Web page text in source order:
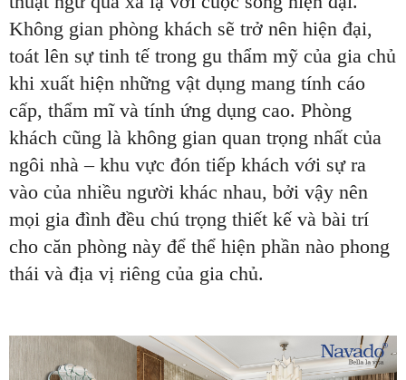
Không gian phòng khách sẽ trở nên hiện đại,
toát lên sự tinh tế trong gu thẩm mỹ của gia chủ
khi xuất hiện những vật dụng mang tính cáo
cấp, thẩm mĩ và tính ứng dụng cao. Phòng
khách cũng là không gian quan trọng nhất của
ngôi nhà – khu vực đón tiếp khách với sự ra
vào của nhiều người khác nhau, bởi vậy nên
mọi gia đình đều chú trọng thiết kế và bài trí
cho căn phòng này để thể hiện phần nào phong
thái và địa vị riêng của gia chủ.